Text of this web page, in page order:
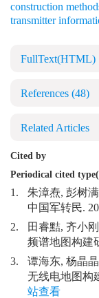
construction
transmitter
FullText(HTML)
References (48)
Related Articles
Cited by
Periodical cited
1.
朱漳焘, 彭树
中国军转民.
2.
田睿黠, 齐小
频谱地图构建
3.
谭海东, 杨晶
无线电地图构
站查看